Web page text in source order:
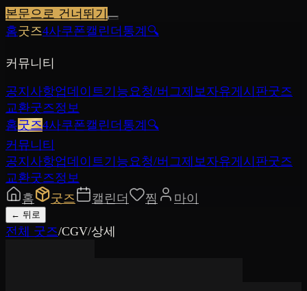
본문으로 건너뛰기
홈굿즈4사쿠폰캘린더 통계 🔍
커뮤니티
공지사항업데이트기능요청/버그제보자유게시판굿즈
교환굿즈정보
홈굿즈4사쿠폰캘린더 통계 🔍
커뮤니티
공지사항업데이트기능요청/버그제보자유게시판굿즈
교환굿즈정보
홈
굿즈 캘린더 찜 마이
← 뒤로
전체 굿즈/CGV/상세